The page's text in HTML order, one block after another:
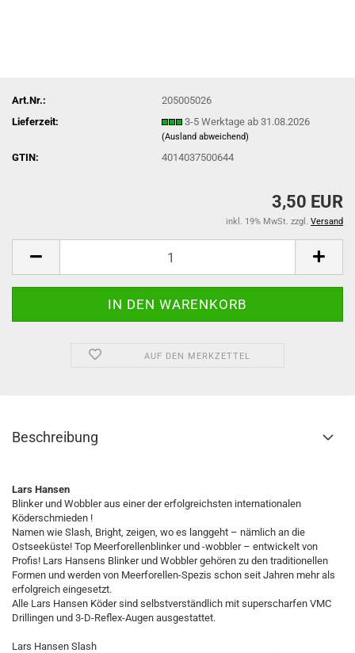
Art.Nr.:
205005026
Lieferzeit:
3-5 Werktage ab 31.08.2026
(Ausland abweichend)
GTIN: 4014037500644
3,50 EUR
inkl. 19% MwSt. zzgl. Versand
AUF DEN MERKZETTEL
Beschreibung
Lars Hansen
Blinker und Wobbler aus einer der erfolgreichsten internationalen
Köderschmieden !
Namen wie Slash, Bright, zeigen, wo es langgeht – nämlich an die
Ostseeküste! Top Meerforellenblinker und -wobbler – entwickelt von
Profis! Lars Hansens Blinker und Wobbler gehören zu den traditionellen
Formen und werden von Meerforellen-Spezis schon seit Jahren mehr als
erfolgreich eingesetzt.
Alle Lars Hansen Köder sind selbstverständlich mit superscharfen VMC
Drillingen und 3-D-Reflex-Augen ausgestattet.
Lars Hansen Slash